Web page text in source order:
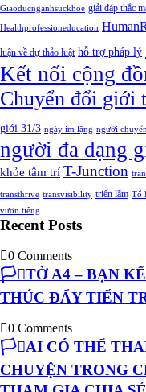
Giaoducnganhsuckhoe giải đáp thắc
Healthprofessioneducation
luận về dự thảo luật hỗ trợ pháp lý
Kết nối cộng
Chuyển đổi giới
giới 31/3 ngày im lặng người
người đa dạng
khỏe tâm trí T-Junction
transthrive transvisibility triển lãm Tổ
vươn tiếng
Recent Posts
0 Comments
🏳️‍⚧️TỜ A4 – BẠN
THÚC ĐẨY TIẾN
0 Comments
🏳️‍⚧️AI CÓ THỂ
CHUYỆN TRONG